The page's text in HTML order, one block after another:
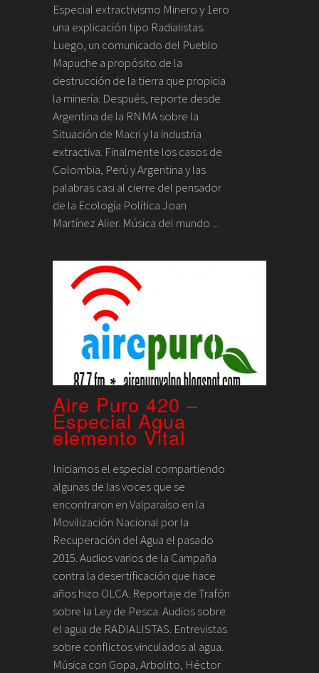
Especial extractivismo Minero y 1ero
una explicación tipo Radialistas.
Luego, un comunicado del Pueblo
Mapuche a propósito de la
destrucción de la tierra que propicia
la minería. Después, reporte desde
Argentina de la RNMA sobre la
Situación de Macri y la industria
extractiva. Finalmente los casos de
Colombia, Perú y Argentina y las
palabras casi al cierre del pensador
de la Ecología Política Joan
Martínez Alier. Música del mundo ...
Aire Puro 420 –
Especial Agua
elemento Vital
Iniciamos el especial compartiendo
algunas de las voces que se
encontraron en Valparaíso en la
Movilización Nacional por la
Recuperación del Agua el pasado
2015. Audios varios de la Campaña
contra la desertificación que hace
años hizo OLCA. Reportaje de Trafón
sobre la Ley de Pesca. Audios sobre
el agua de RADIALISTAS. Entrevistas
sobre conflictos vinculados al agua.
Música con Gopa, Arbolito, Héctor